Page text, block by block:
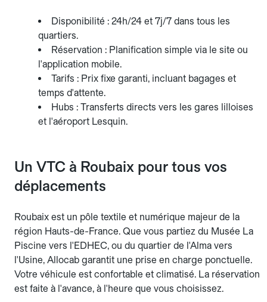
Disponibilité : 24h/24 et 7j/7 dans tous les
quartiers.
Réservation : Planification simple via le site ou
l'application mobile.
Tarifs : Prix fixe garanti, incluant bagages et
temps d'attente.
Hubs : Transferts directs vers les gares lilloises
et l'aéroport Lesquin.
Un VTC à Roubaix pour tous vos
déplacements
Roubaix est un pôle textile et numérique majeur de la
région Hauts-de-France. Que vous partiez du Musée La
Piscine vers l'EDHEC, ou du quartier de l'Alma vers
l'Usine, Allocab garantit une prise en charge ponctuelle.
Votre véhicule est confortable et climatisé. La réservation
est faite à l'avance, à l'heure que vous choisissez.